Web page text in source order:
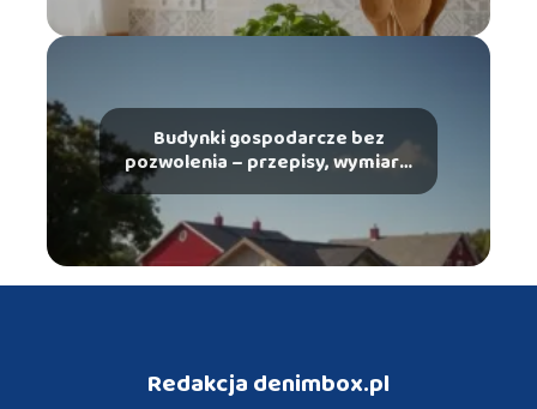
Budynki gospodarcze bez
pozwolenia – przepisy, wymiary,
wymagania
Redakcja denimbox.pl